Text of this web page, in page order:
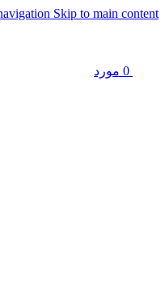
Skip to main content
0 مورد